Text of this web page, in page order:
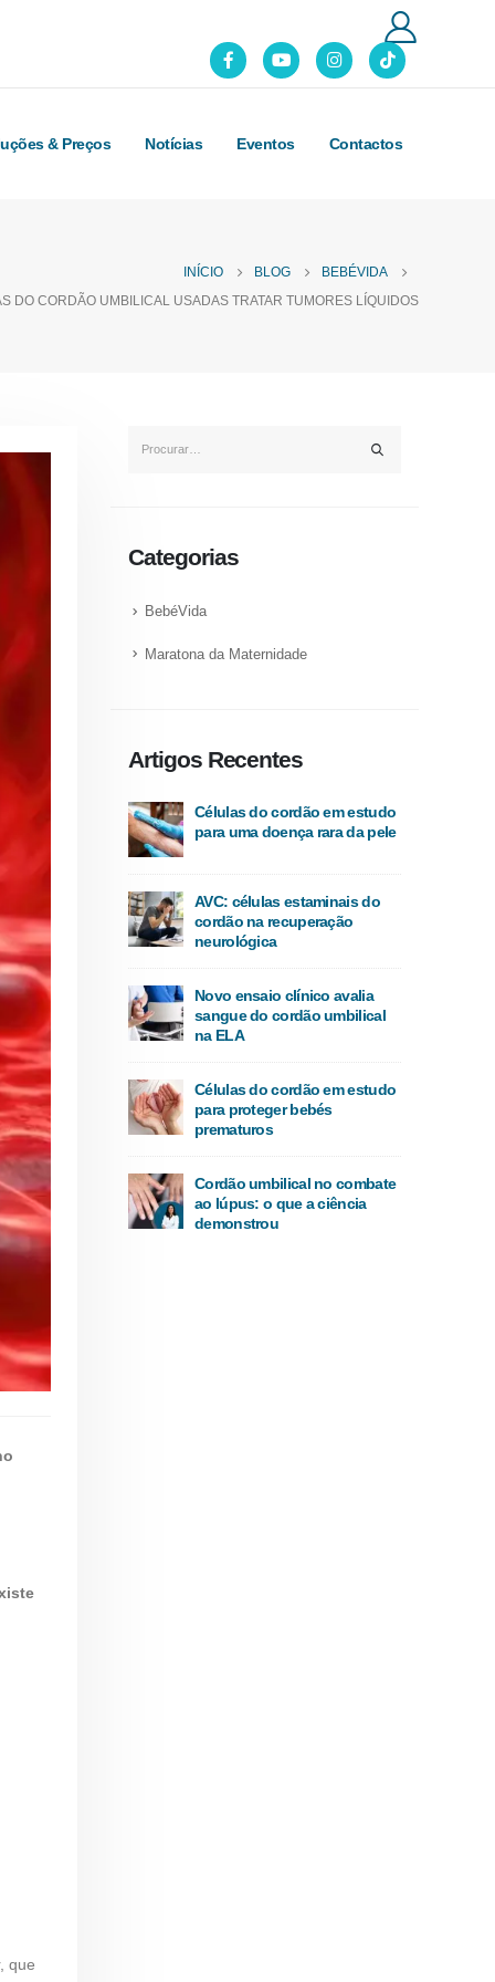
& Preços Notícias Eventos Contactos
INÍCIO BLOG
BEBÉVIDA
DO CORDÃO UMBILICAL USADAS TRATAR TUMORES LÍQUIDOS
que
Categorias
BebéVida
Maratona da Maternidade
Artigos Recentes
Células do cordão em estudo
para uma doença rara da pele
AVC: células estaminais do
cordão na recuperação
neurológica
Novo ensaio clínico avalia
sangue do cordão umbilical
na ELA
Células do cordão em estudo
para proteger bebés
prematuros
Cordão umbilical no combate
ao lúpus: o que a ciência
demonstrou